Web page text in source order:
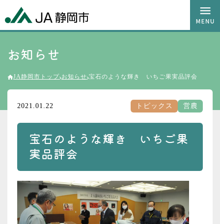
お知らせ
JA静岡市トップ お知らせ 宝石のような輝き いちご果実品評会
2021.01.22 トピックス 営農
宝石のような輝き いちご果
実品評会